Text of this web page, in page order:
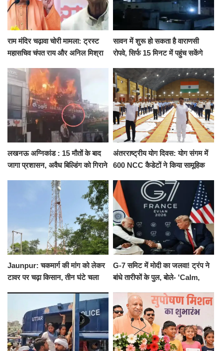
राम मंदिर चढ़ावा चोरी मामला: ट्रस्ट
महासचिव चंपत राय और अनिल मिश्रा
को नहीं...
सावन में शुरू हो सकता है वाराणसी
रोपवे, सिर्फ 15 मिनट में पहुंच सकेंगे
किराया
लखनऊ अग्निकांड : 15 मौतों के बाद
जागा प्रशासन, अवैध बिल्डिंग को गिराने
अंतरराष्ट्रीय योग दिवस: योग संगम में
600 NCC कैडेटों ने किया सामूहिक
संकल्प
Jaunpur: चकमार्ग की मांग को लेकर
टावर पर चढ़ा किसान, तीन घंटे चला
G-7 समिट में मोदी का जलवा! ट्रंप ने
बांधे तारीफों के पुल, बोले- 'Calm,